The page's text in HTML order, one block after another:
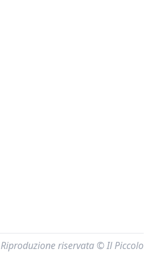
Riproduzione riservata © Il Piccolo